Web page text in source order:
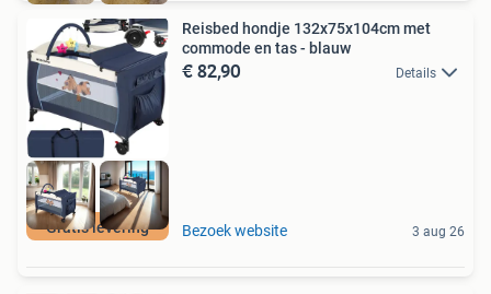
Gratis levering
Reisbed hondje 132x75x104cm met
commode en tas - blauw
€ 82,90 Details
Bezoek website 3 aug 26